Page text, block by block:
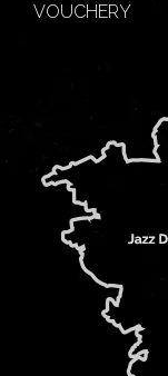
VOUCHERY